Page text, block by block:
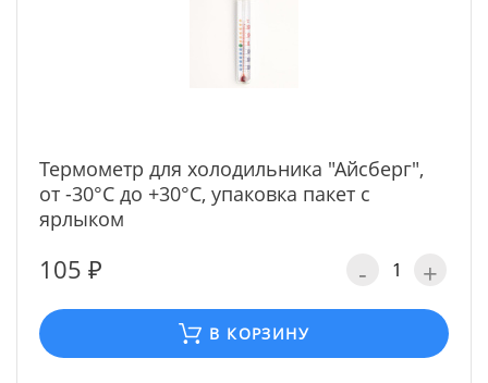
Термометр для холодильника "Айсберг",
от -30°С до +30°С, упаковка пакет с
ярлыком
105 ₽ - +
В КОРЗИНУ